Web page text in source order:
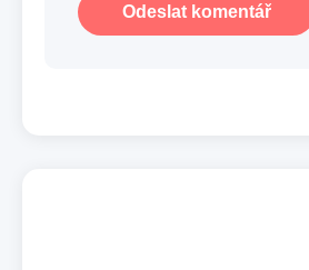
Odeslat komentář